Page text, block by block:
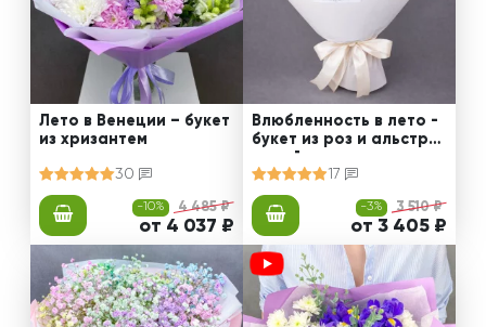
Лето в Венеции – букет
из хризантем
30
-10% 4 485 ₽
от 4 037 ₽
Влюбленность в лето -
букет из роз и альстро
мерий
17
-3% 3 510 ₽
от 3 405 ₽